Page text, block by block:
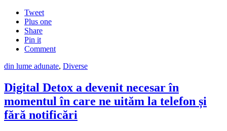
Tweet
Plus one
Share
Pin it
Comment
din lume adunate, Diverse
Digital Detox a devenit necesar în
momentul în care ne uităm la telefon și
fără notificări